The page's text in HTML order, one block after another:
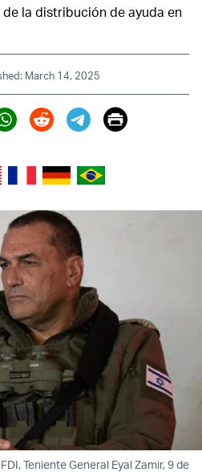
la distribución de ayuda en
March 14, 2025
(X)
Print
Teniente General Eyal Zamir, 9 de